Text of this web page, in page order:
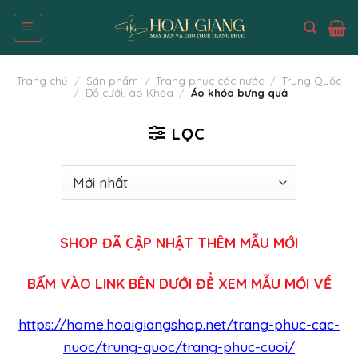
Skip
content
Trang chủ / Sản phẩm / Trang phục các nước / Trung Quốc
/ Đồ cưới, áo Khỏa / Áo khỏa bưng quả
LỌC
SHOP ĐÃ CẬP NHẬT THÊM MẪU MỚI
BẤM VÀO LINK BÊN DƯỚI ĐỂ XEM MẪU MỚI VỀ
https://home.hoaigiangshop.net/trang-phuc-cac-
nuoc/trung-quoc/trang-phuc-cuoi/